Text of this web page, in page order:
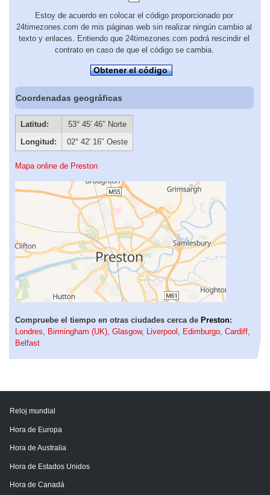
Estoy de acuerdo en colocar el código proporcionado por
24timezones.com de mis páginas web sin realizar ningún cambio al
texto y enlaces. Entiendo que 24timezones.com podrá rescindir el
contrato en caso de que el código se cambia.
Obtener el código
Coordenadas geográficas
Latitud:
53° 45′ 46″ Norte
Longitud:
02° 42′ 16″ Oeste
Mapa online de Preston
Compruebe el tiempo en otras ciudades cerca de Preston:
Londres
Birmingham (UK) Glasgow, Liverpool Edimburgo Cardiff
Belfast
Reloj mundial
Hora de Europa
Hora de Australia
Hora de Estados Unidos
Hora de Canadá